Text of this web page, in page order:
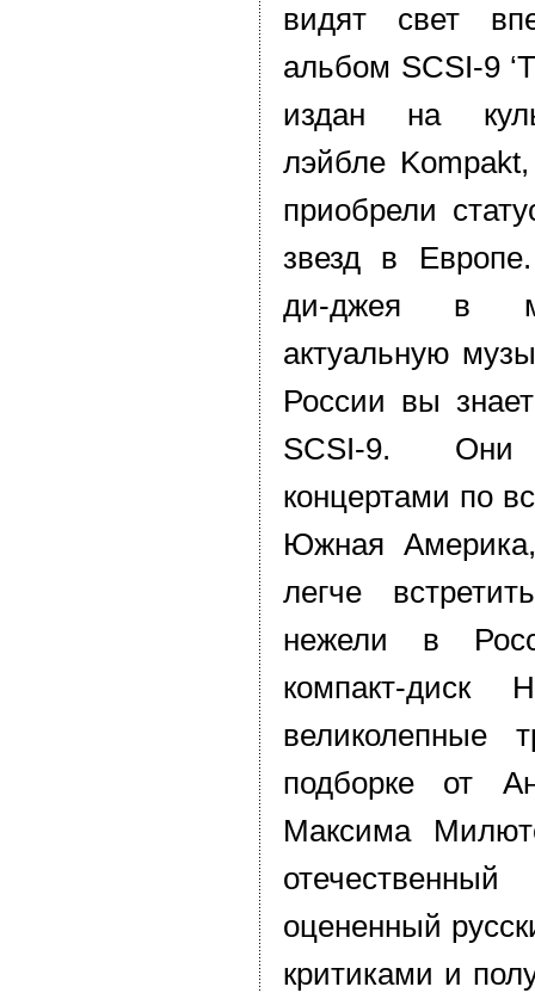
видят свет
альбом SCSI-9
издан на
лэйбле
приобрели
звезд в
ди-джея в
актуальную
России вы
SCSI-9.
концертами по
Южная
легче
нежели в
компакт-
великолепные
подборке от
Максима
оцененный
критиками и